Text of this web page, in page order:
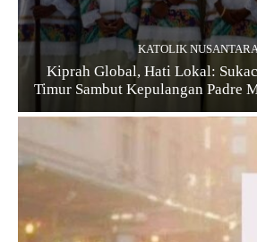
KATOLIK NUSANTARA
Kiprah Global, Hati Lokal:
Timur Sambut Kepulangan Padre